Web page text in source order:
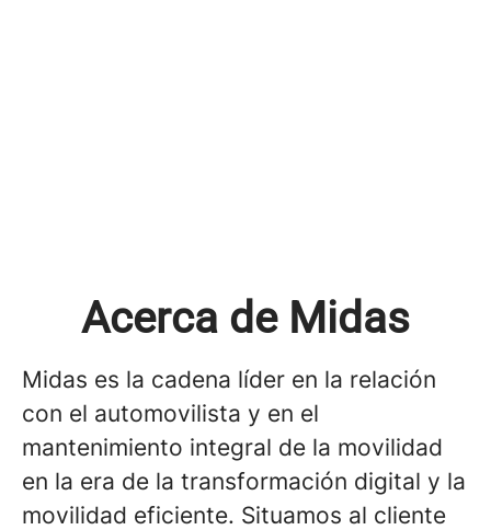
Acerca de Midas
Midas es la cadena líder en la relación
con el automovilista y en el
mantenimiento integral de la movilidad
en la era de la transformación digital y la
movilidad eficiente. Situamos al cliente